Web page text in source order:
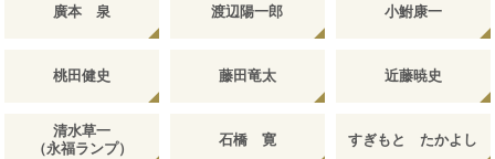
廣本 泉 渡辺陽一郎 小鮒康一
桃田健史 藤田竜太 近藤暁史
清水草一
（永福ランプ）
石橋 寛 すぎもと たかよし